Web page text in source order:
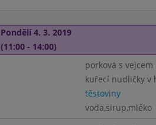
Pondělí 4. 3. 2019
(11:00 - 14:00)
porková s vejcem
kuřecí nudličky v
těstoviny
voda,sirup,mléko